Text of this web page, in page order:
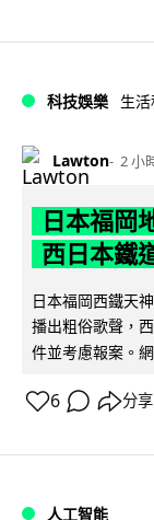
科技娛樂 生
Lawton 2 小
日本福岡
西日本鐵
日本福岡西鐵天
播出粗俗歌聲，
件並考慮報案。
6 分享
人工智能